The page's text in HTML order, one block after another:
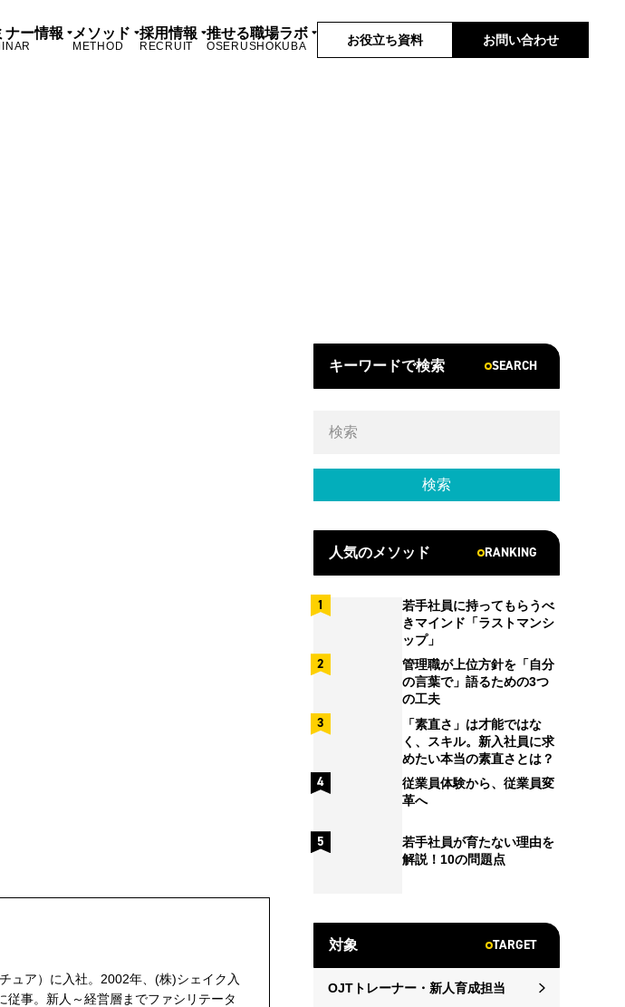
ナー情報 メソッド
METHOD
採用情報
RECRUIT
推せる職場ラボ
OSERUSHOKUBA お役立ち資料 お問い合わせ
ュア）に入社。2002年、(株)シェイク入
事。新人～経営層までファシリテータ
キーワードで検索 SEARCH
人気のメソッド RANKING
若手社員に持ってもらうべ
きマインド「ラストマンシ
ップ」
管理職が上位方針を「自分
の言葉で」語るための3つ
の工夫
「素直さ」は才能ではな
く、スキル。新入社員に求
めたい本当の素直さとは？
従業員体験から、従業員変
革へ
若手社員が育たない理由を
解説！10の問題点
対象 TARGET
OJTトレーナー・新人育成担当